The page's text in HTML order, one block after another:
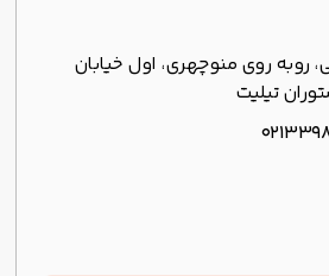
روی منوچهری، اول خیابان